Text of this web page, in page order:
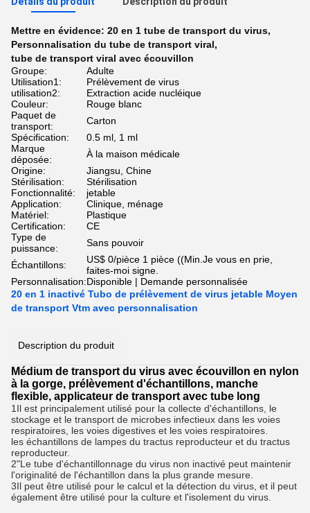
Mettre en évidence: 20 en 1 tube de transport du virus,
Personnalisation du tube de transport viral,
tube de transport viral avec écouvillon
Groupe:
Adulte
Utilisation1:
Prélèvement de virus
utilisation2:
Extraction acide nucléique
Couleur:
Rouge blanc
Paquet de
transport:
Carton
Spécification:
0.5 ml, 1 ml
Marque
déposée:
À la maison médicale
Origine:
Jiangsu, Chine
Stérilisation:
Stérilisation
Fonctionnalité:
jetable
Application:
Clinique, ménage
Matériel:
Plastique
Certification:
CE
Type de
puissance:
Sans pouvoir
Échantillons:
US$ 0/pièce 1 pièce ((Min.Je vous en prie,
faites-moi signe.
Personnalisation:Disponible | Demande personnalisée
20 en 1 inactivé Tubo de prélèvement de virus jetable Moyen
de transport Vtm avec personnalisation
Description du produit
Médium de transport du virus avec écouvillon en nylon
à la gorge, prélèvement d'échantillons, manche
flexible, applicateur de transport avec tube long
1Il est principalement utilisé pour la collecte d'échantillons, le
stockage et le transport de microbes infectieux dans les voies
respiratoires, les voies digestives et les voies respiratoires.
les échantillons de lampes du tractus reproducteur et du tractus
reproducteur.
2"Le tube d'échantillonnage du virus non inactivé peut maintenir
l'originalité de l'échantillon dans la plus grande mesure.
3Il peut être utilisé pour le calcul et la détection du virus, et il peut
également être utilisé pour la culture et l'isolement du virus.